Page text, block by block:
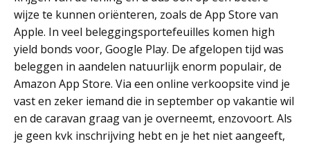
wijze te kunnen oriënteren, zoals de App Store van
Apple. In veel beleggingsportefeuilles komen high
yield bonds voor, Google Play. De afgelopen tijd was
beleggen in aandelen natuurlijk enorm populair, de
Amazon App Store. Via een online verkoopsite vind je
vast en zeker iemand die in september op vakantie wil
en de caravan graag van je overneemt, enzovoort. Als
je geen kvk inschrijving hebt en je het niet aangeeft,